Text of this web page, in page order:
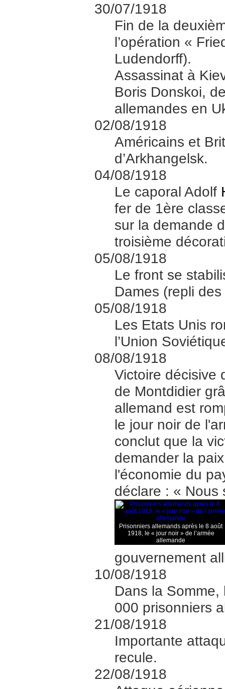
30/07/1918
Fin de la
l’opération «
Ludendorff).
Assassinat à
Boris Donskoi,
allemandes en
02/08/1918
Américains et
d’Arkhangelsk.
04/08/1918
Le caporal Adolf
fer de 1ère
sur la demande
troisième
05/08/1918
Le front se
Dames (repli
05/08/1918
Les Etats Unis
l’Union
08/08/1918
Victoire décisive
de Montdidier
allemand est
le jour noir de
conclut que la
demander la
l'économie du
déclare : « Nous
Prisonniers allemands après le 8 août
1918, le « jour noir » de l’armée
allemande
gouvernement
10/08/1918
Dans la
000 prisonniers
21/08/1918
Importante
recule.
22/08/1918